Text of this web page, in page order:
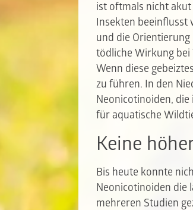
ist oftmals nicht
Insekten
und die Orientierung
tödliche Wirkung bei
Wenn diese
zu führen. In den
Neonicotinoiden,
für aquatische
Keine
Bis heute konnte
Neonicotinoiden die
mehreren Studien